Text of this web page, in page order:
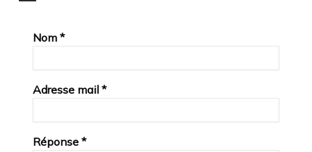
Nom *
Adresse mail *
Réponse *